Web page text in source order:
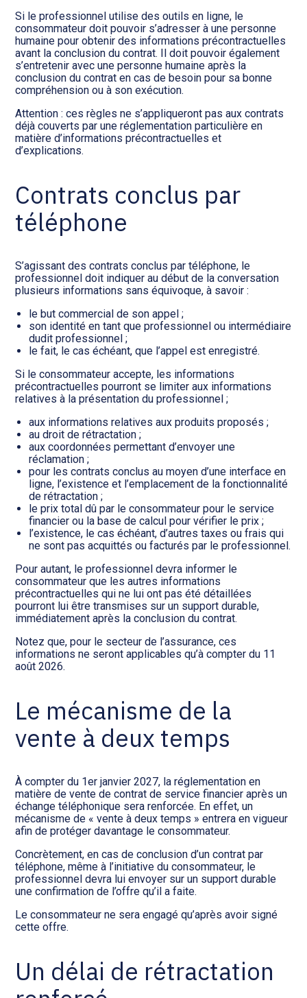
Si le professionnel utilise des outils en ligne, le
consommateur doit pouvoir s’adresser à une personne
humaine pour obtenir des informations précontractuelles
avant la conclusion du contrat. Il doit pouvoir également
s’entretenir avec une personne humaine après la
conclusion du contrat en cas de besoin pour sa bonne
compréhension ou à son exécution.
Attention : ces règles ne s’appliqueront pas aux contrats
déjà couverts par une réglementation particulière en
matière d’informations précontractuelles et
d’explications.
Contrats conclus par
téléphone
S’agissant des contrats conclus par téléphone, le
professionnel doit indiquer au début de la conversation
plusieurs informations sans équivoque, à savoir :
le but commercial de son appel ;
son identité en tant que professionnel ou intermédiaire
dudit professionnel ;
le fait, le cas échéant, que l’appel est enregistré.
Si le consommateur accepte, les informations
précontractuelles pourront se limiter aux informations
relatives à la présentation du professionnel ;
aux informations relatives aux produits proposés ;
au droit de rétractation ;
aux coordonnées permettant d’envoyer une
réclamation ;
pour les contrats conclus au moyen d’une interface en
ligne, l’existence et l’emplacement de la fonctionnalité
de rétractation ;
le prix total dû par le consommateur pour le service
financier ou la base de calcul pour vérifier le prix ;
l’existence, le cas échéant, d’autres taxes ou frais qui
ne sont pas acquittés ou facturés par le professionnel.
Pour autant, le professionnel devra informer le
consommateur que les autres informations
précontractuelles qui ne lui ont pas été détaillées
pourront lui être transmises sur un support durable,
immédiatement après la conclusion du contrat.
Notez que, pour le secteur de l’assurance, ces
informations ne seront applicables qu’à compter du 11
août 2026.
Le mécanisme de la
vente à deux temps
À compter du 1er janvier 2027, la réglementation en
matière de vente de contrat de service financier après un
échange téléphonique sera renforcée. En effet, un
mécanisme de « vente à deux temps » entrera en vigueur
afin de protéger davantage le consommateur.
Concrètement, en cas de conclusion d’un contrat par
téléphone, même à l’initiative du consommateur, le
professionnel devra lui envoyer sur un support durable
une confirmation de l’offre qu’il a faite.
Le consommateur ne sera engagé qu’après avoir signé
cette offre.
Un délai de rétractation